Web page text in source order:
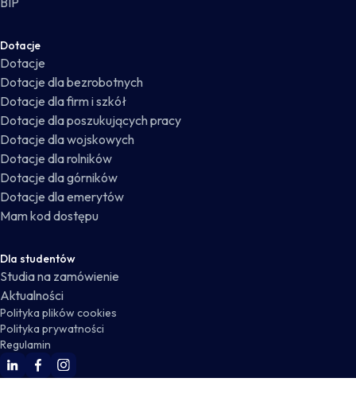
Dotacje
Dotacje
Dotacje dla bezrobotnych
Dotacje dla firm i szkół
Dotacje dla poszukujących pracy
Dotacje dla wojskowych
Dotacje dla rolników
Dotacje dla górników
Dotacje dla emerytów
Mam kod dostępu
Dla studentów
Studia na zamówienie
Aktualności
Polityka plików cookies
Polityka prywatności
Regulamin
WSKZ Linkedin
WSKZ Facebook
WSKZ Instagram